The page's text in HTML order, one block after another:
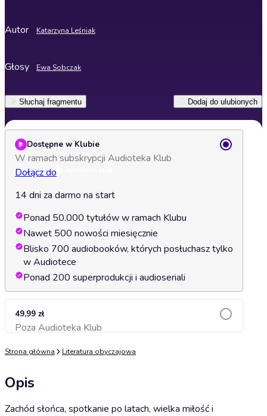
Autor Katarzyna Leśniak
Głosy Ewa Sobczak
Słuchaj fragmentu Dodaj do ulubionych
Dostępne w Klubie
W ramach subskrypcji Audioteka Klub
Dołącz do
14 dni za darmo na start
Ponad 50.000 tytułów w ramach Klubu
Nawet 500 nowości miesięcznie
Blisko 700 audiobooków, których posłuchasz tylko
w Audiotece
Ponad 200 superprodukcji i audioseriali
49,99 zł
Poza Audioteka KlubDodaj do koszyka
Strona główna Literatura obyczajowa
Opis
Zachód słońca, spotkanie po latach, wielka miłość i